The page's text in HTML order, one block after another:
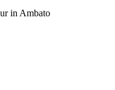
in Ambato